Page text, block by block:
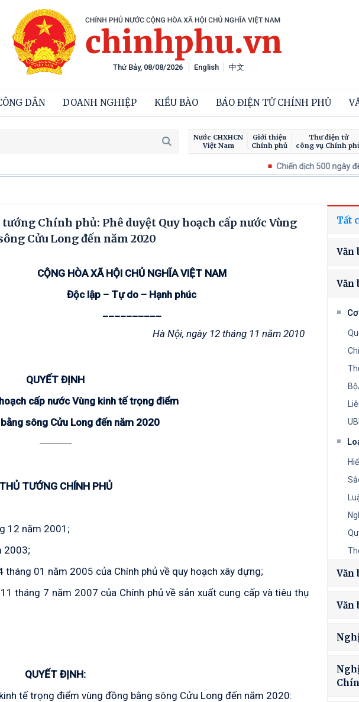
English 中文
DÂN DOANH NGHIỆP KIỀU BÀO BÁO ĐIỆN TỬ CHÍNH PHỦ
Thứ Bảy, 08/08/2026
Nước CHXHCN
Việt Nam
Giới thiệu
Chính phủ
Thư điện tử
công vụ Chính
Chiến dịch 500 ngày đêm tìm kiếm,
Chính phủ: Phê duyệt Quy hoạch cấp nước Vùng
Cửu Long đến năm 2020
CỘNG HÒA XÃ HỘI CHỦ NGHĨA VIỆT NAM
Độc lập – Tự do – Hạnh phúc
__________
Hà Nội, ngày 12 tháng 11 năm 2010
QUYẾT ĐỊNH
cấp nước Vùng kinh tế trọng điểm
sông Cửu Long đến năm 2020
THỦ TƯỚNG CHÍNH PHỦ
12 năm 2001;
2003;
01 năm 2005 của Chính phủ về quy hoạch xây dựng;
tháng 7 năm 2007 của Chính phủ về sản xuất cung cấp và tiêu thụ
QUYẾT ĐỊNH:
tế trọng điểm vùng đồng bằng sông Cửu Long đến năm 2020:
Tất
Văn
Văn
Văn
Văn